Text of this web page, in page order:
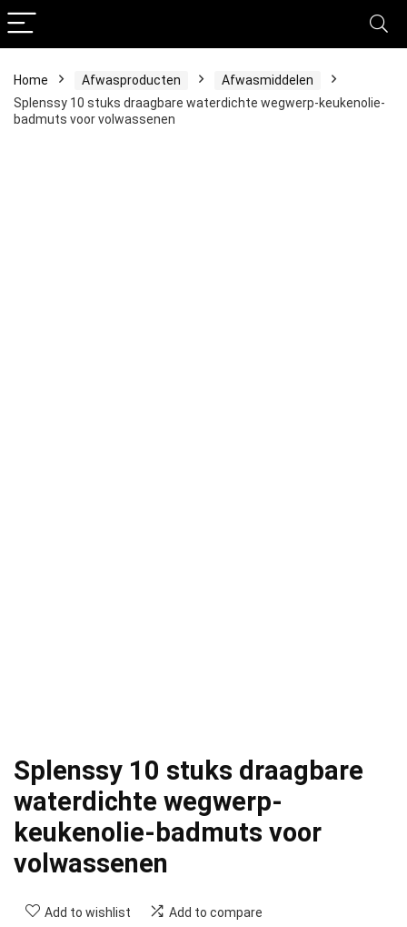
Home Afwasproducten
Afwasmiddelen
Splenssy 10 stuks draagbare waterdichte wegwerp-keukenolie-
badmuts voor volwassenen
Splenssy 10 stuks draagbare
waterdichte wegwerp-
keukenolie-badmuts voor
volwassenen
Add to wishlist Add to compare